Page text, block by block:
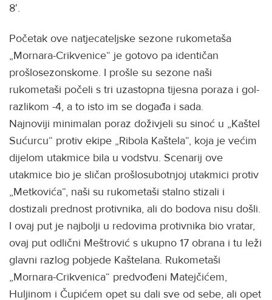
8′.
Početak ove natjecateljske sezone rukometaša
„Mornara-Crikvenice“ je gotovo pa identičan
prošlosezonskome. I prošle su sezone naši
rukometaši počeli s tri uzastopna tijesna poraza i gol-
razlikom -4, a to isto im se događa i sada.
Najnoviji minimalan poraz doživjeli su sinoć u „Kaštel
Sućurcu“ protiv ekipe „Ribola Kaštela“, koja je većim
dijelom utakmice bila u vodstvu. Scenarij ove
utakmice bio je sličan prošlosubotnjoj utakmici protiv
„Metkovića“, naši su rukometaši stalno stizali i
dostizali prednost protivnika, ali do bodova nisu došli.
I ovaj put je najbolji u redovima protivnika bio vratar,
ovaj put odlični Meštrović s ukupno 17 obrana i tu leži
glavni razlog pobjede Kaštelana. Rukometaši
„Mornara-Crikvenica“ predvođeni Matejčićem,
Huljinom i Čupićem opet su dali sve od sebe, ali opet